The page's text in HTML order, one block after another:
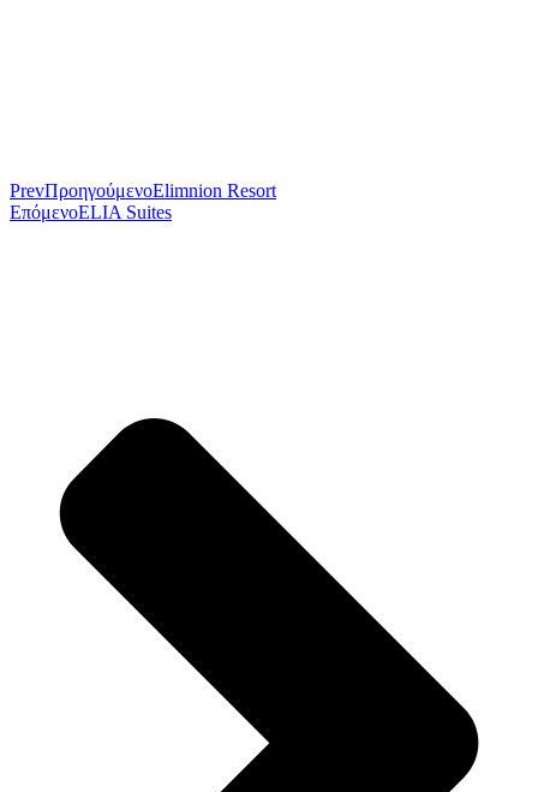
PrevΠροηγούμενοElimnion Resort
ΕπόμενοELIA Suites